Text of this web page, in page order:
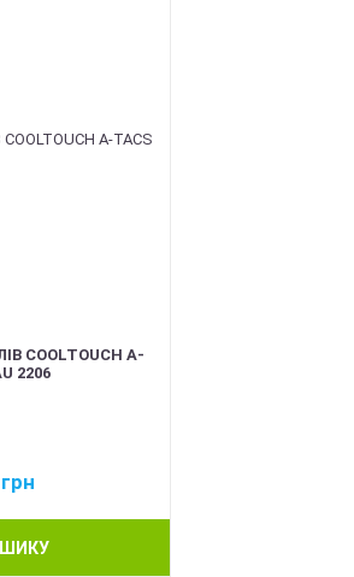
COOLTOUCH A-
2206
грн